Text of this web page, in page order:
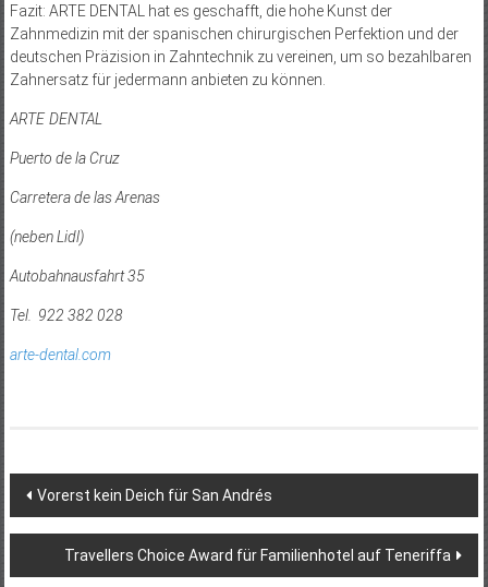
Fazit: ARTE DENTAL hat es geschafft, die hohe Kunst der
Zahnmedizin mit der spanischen chirurgischen Perfektion und der
deutschen Präzision in Zahntechnik zu vereinen, um so bezahlbaren
Zahnersatz für jedermann anbieten zu können.
ARTE DENTAL
Puerto de la Cruz
Carretera de las Arenas
(neben Lidl)
Autobahnausfahrt 35
Tel. 922 382 028
arte-dental.com
Beitragsnavigation
Vorerst kein Deich für San Andrés
Travellers Choice Award für Familienhotel auf Teneriffa